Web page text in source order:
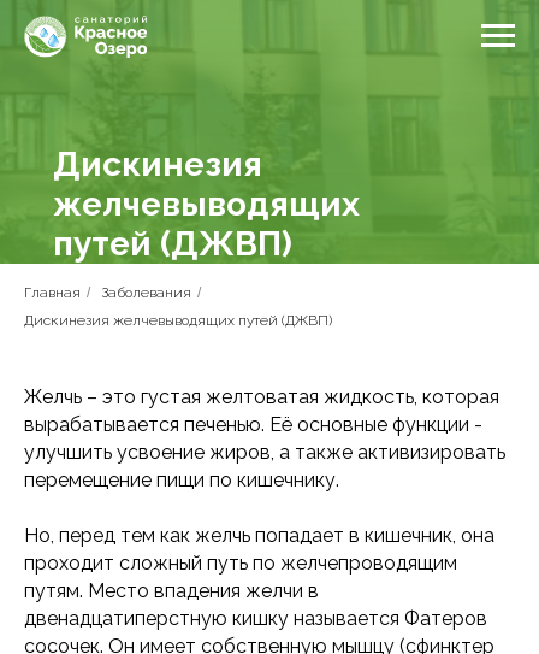
Дискинезия
желчевыводящих
путей (ДЖВП)
Главная / Заболевания /
Дискинезия желчевыводящих путей (ДЖВП)
Желчь – это густая желтоватая жидкость, которая
вырабатывается печенью. Её основные функции -
улучшить усвоение жиров, а также активизировать
перемещение пищи по кишечнику.
Но, перед тем как желчь попадает в кишечник, она
проходит сложный путь по желчепроводящим
путям. Место впадения желчи в
двенадцатиперстную кишку называется Фатеров
сосочек. Он имеет собственную мышцу (сфинктер